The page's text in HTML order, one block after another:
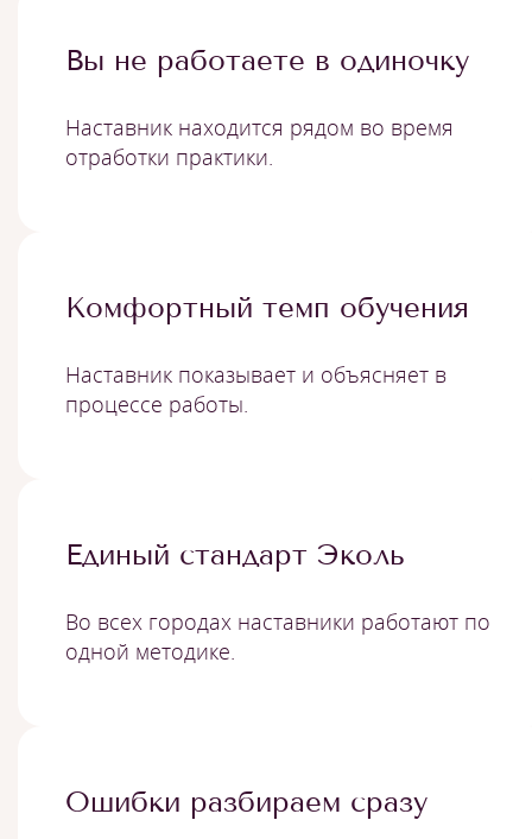
Вы не работаете в одиночку
Наставник находится рядом во время
отработки практики.
Комфортный темп обучения
Наставник показывает и объясняет в
процессе работы.
Единый стандарт Эколь
Во всех городах наставники работают по
одной методике.
Ошибки разбираем сразу